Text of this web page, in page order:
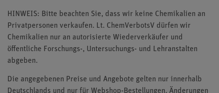
HINWEIS: Bitte beachten Sie, dass wir keine Chemikalien an
Privatpersonen verkaufen. Lt. ChemVerbotsV dürfen wir
Chemikalien nur an autorisierte Wiederverkäufer und
öffentliche Forschungs-, Untersuchungs- und Lehranstalten
abgeben.
Die angegebenen Preise und Angebote gelten nur innerhalb
Deutschlands und nur für Webshop-Bestellungen. Änderungen